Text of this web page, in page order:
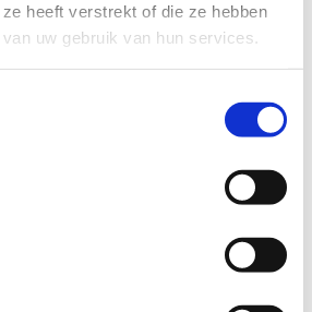
heeft verstrekt of die ze hebben
uw gebruik van hun services.
en ruimdenkend
in de wijken dichtbij
maar het centrum mag ook
de weekenden en evt. de
in de toekomst ook fijn zijn.
(op fietsafstand van